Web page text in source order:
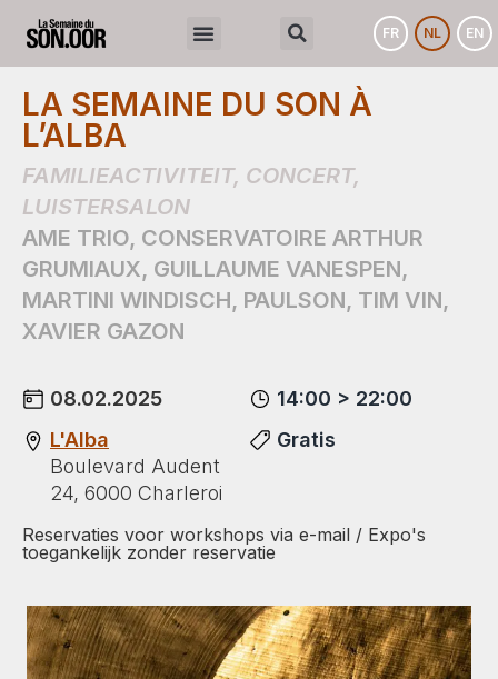
FR NL EN
LA SEMAINE DU SON À
L’ALBA
FAMILIEACTIVITEIT, CONCERT,
LUISTERSALON
AME TRIO, CONSERVATOIRE ARTHUR
GRUMIAUX, GUILLAUME VANESPEN,
MARTINI WINDISCH, PAULSON, TIM VIN,
XAVIER GAZON
08.02.2025
L'Alba
Boulevard Audent
24, 6000 Charleroi
14:00 > 22:00
Gratis
Reservaties voor workshops via e-mail / Expo's
toegankelijk zonder reservatie